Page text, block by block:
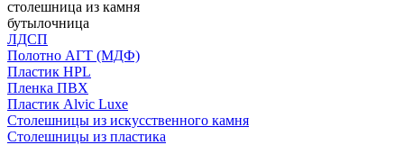
столешница из камня
бутылочница
ЛДСП
Полотно АГТ (МДФ)
Пластик HPL
Пленка ПВХ
Пластик Alvic Luxe
Столешницы из искусственного камня
Столешницы из пластика